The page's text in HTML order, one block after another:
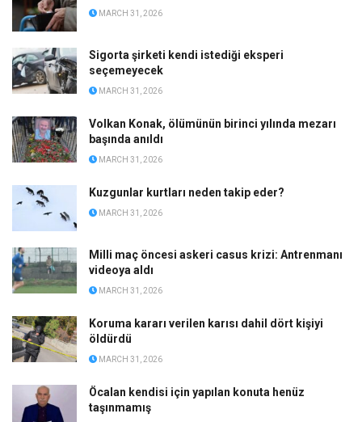
MARCH 31, 2026
Sigorta şirketi kendi istediği eksperi
seçemeyecek
MARCH 31, 2026
Volkan Konak, ölümünün birinci yılında mezarı
başında anıldı
MARCH 31, 2026
Kuzgunlar kurtları neden takip eder?
MARCH 31, 2026
Milli maç öncesi askeri casus krizi: Antrenmanı
videoya aldı
MARCH 31, 2026
Koruma kararı verilen karısı dahil dört kişiyi
öldürdü
MARCH 31, 2026
Öcalan kendisi için yapılan konuta henüz
taşınmamış